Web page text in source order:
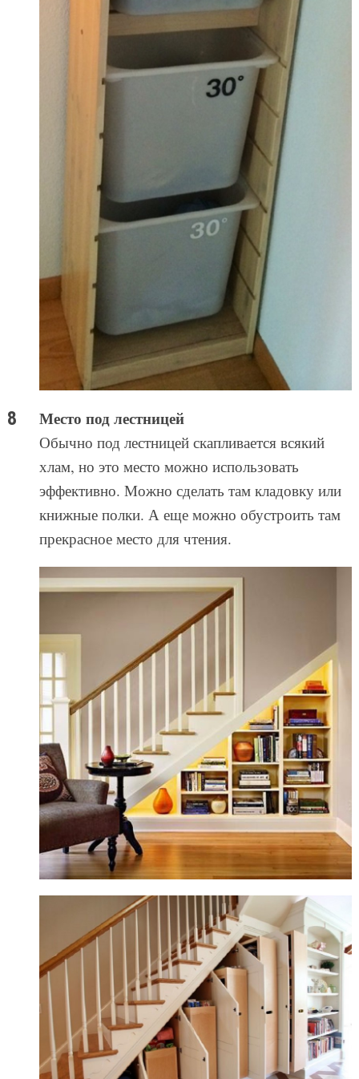
Место под лестницей
Обычно под лестницей скапливается всякий
хлам, но это место можно использовать
эффективно. Можно сделать там кладовку или
книжные полки. А еще можно обустроить там
прекрасное место для чтения.